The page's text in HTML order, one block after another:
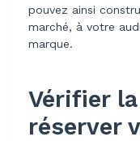
pouvez ainsi
marché, à votre
marque.
Vérifier
réserver